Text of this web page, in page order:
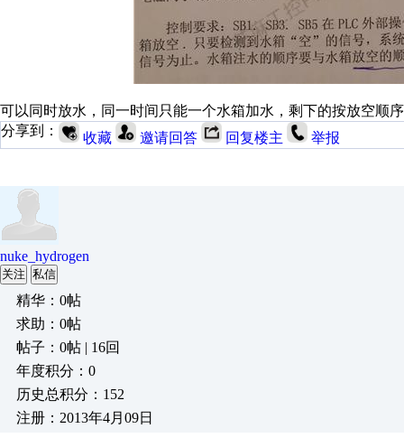
可以同时放水，同一时间只能一个水箱加水，剩下的按放空顺
分享到：
收藏 邀请回答 回复楼主 举报
nuke_hydrogen
关注 私信
精华：0帖
求助：0帖
帖子：0帖 | 16回
年度积分：0
历史总积分：152
注册：2013年4月09日